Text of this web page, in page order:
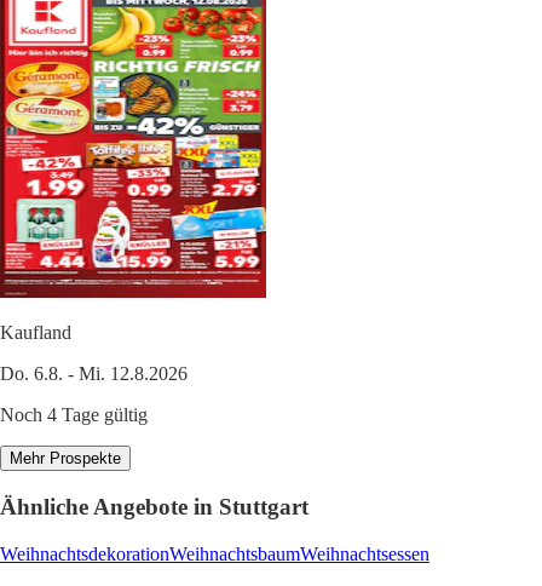
Kaufland
Do. 6.8. - Mi. 12.8.2026
Noch 4 Tage gültig
Mehr Prospekte
Ähnliche Angebote in Stuttgart
WeihnachtsdekorationWeihnachtsbaumWeihnachtsessen